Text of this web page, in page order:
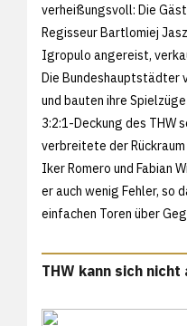
verheißungsvoll: Die
Regisseur Bartlomiej
Igropulo angereist,
Die Bundeshauptstädter
und bauten ihre
3:2:1-Deckung des THW
verbreitete der
Iker Romero und Fabian
er auch wenig Fehler, so
einfachen Toren über
THW kann sich